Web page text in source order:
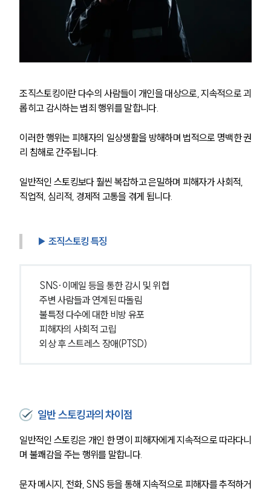
조직스토킹이란 다수의 사람들이 개인을 대상으로, 지속적으로 괴
롭히고 감시하는 범죄 행위를 말합니다.
이러한 행위는 피해자의 일상생활을 방해하며 법적으로 명백한 권
리 침해로 간주됩니다.
일반적인 스토킹보다 훨씬 복잡하고 은밀하며 피해자가 사회적,
직업적, 심리적, 경제적 고통을 겪게 됩니다.
▶ 조직스토킹 특징
SNS·이메일 등을 통한 감시 및 위협
주변 사람들과 연계된 따돌림
불특정 다수에 대한 비방 유포
피해자의 사회적 고립
외상 후 스트레스 장애(PTSD)
일반 스토킹과의 차이점
일반적인 스토킹은 개인 한 명이 피해자에게 지속적으로 따라다니
며 불쾌감을 주는 행위를 말합니다.
문자 메시지, 전화, SNS 등을 통해 지속적으로 피해자를 추적하거